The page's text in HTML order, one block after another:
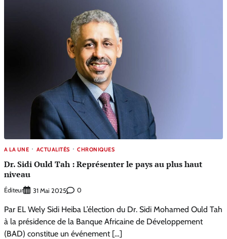
A LA UNE ACTUALITÉS CHRONIQUES
Dr. Sidi Ould Tah : Représenter le pays au plus haut
niveau
Éditeur 31 Mai 2025 0
Par EL Wely Sidi Heiba L’élection du Dr. Sidi Mohamed Ould Tah
à la présidence de la Banque Africaine de Développement
(BAD) constitue un événement […]